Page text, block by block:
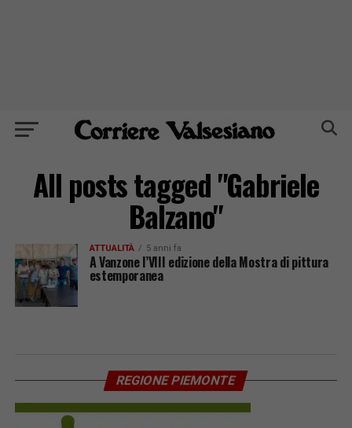
All posts tagged "Gabriele
Balzano"
ATTUALITÀ 5 anni fa
A Vanzone l’VIII edizione della Mostra di pittura
estemporanea
REGIONE PIEMONTE